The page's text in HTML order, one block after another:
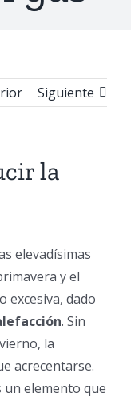
Siguiente
la
elevadísimas
y el
excesiva, dado
. Sin
la
acrecentarse.
un elemento que